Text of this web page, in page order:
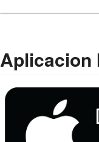
Aplicacion